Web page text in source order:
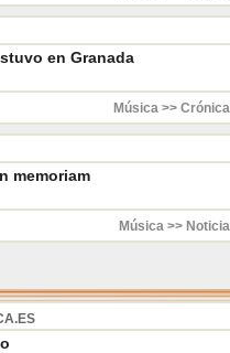
en Granada
Música >>
memoriam
Música >>